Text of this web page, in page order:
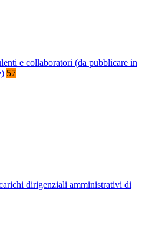
e collaboratori (da pubblicare in
57
dirigenziali amministrativi di